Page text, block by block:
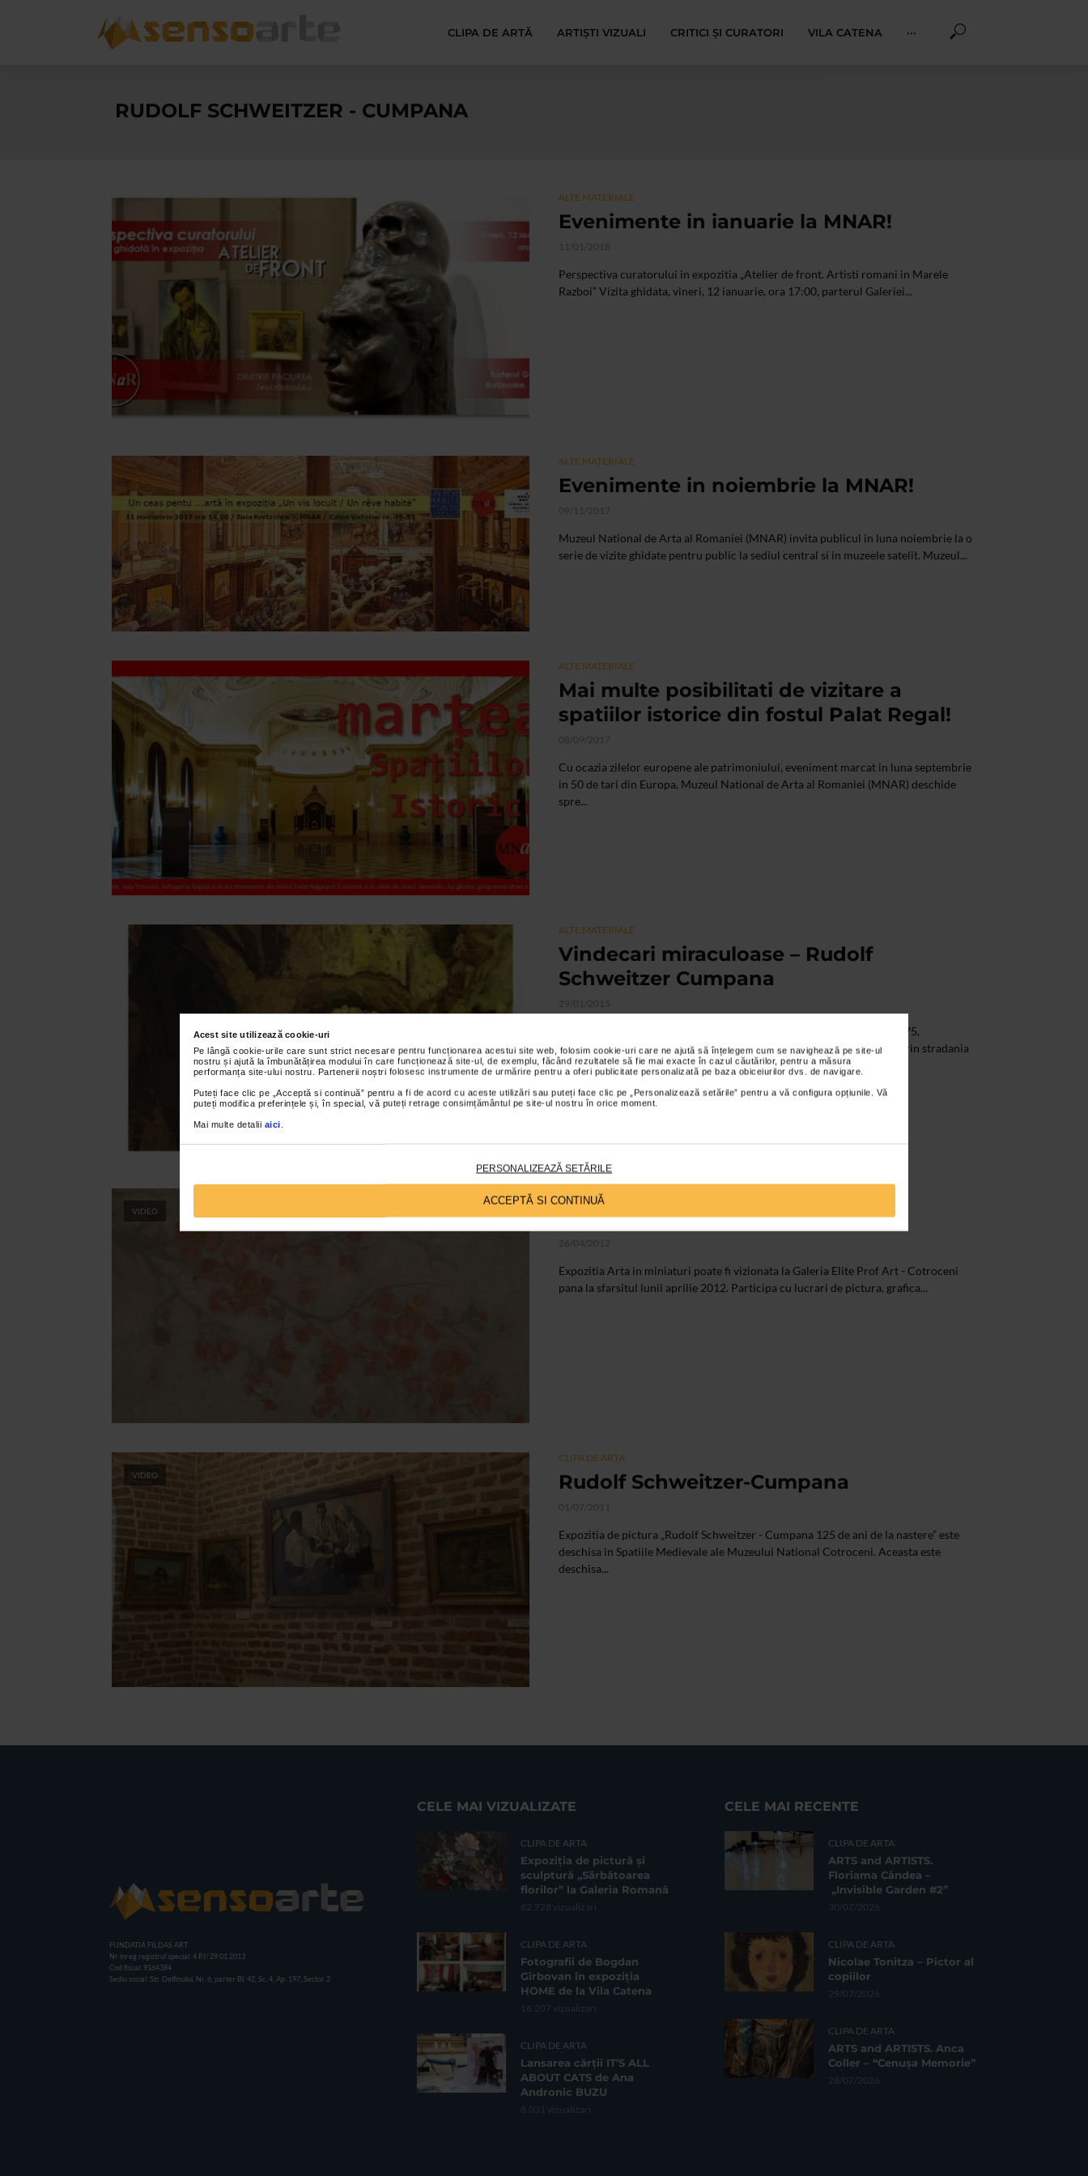
Acest site utilizează cookie-uri
Pe lângă cookie-urile care sunt strict necesare pentru funcționarea acestui site web, folosim cookie-uri care ne ajută să înțelegem cum se navighează pe site-ul
nostru și ajută la îmbunătățirea modului în care funcționează site-ul, de exemplu, făcând rezultatele să fie mai exacte în cazul căutărilor, pentru a măsura
performanța site-ului nostru. Partenerii noștri folosesc instrumente de urmărire pentru a oferi publicitate personalizată pe baza obiceiurilor dvs. de navigare.
Puteți face clic pe „Acceptă si continuă” pentru a fi de acord cu aceste utilizări sau puteți face clic pe „Personalizează setările” pentru a vă configura opțiunile. Vă
puteți modifica preferințele și, în special, vă puteți retrage consimțământul pe site-ul nostru în orice moment.
Mai multe detalii aici
PERSONALIZEAZĂ SETĂRILE
ACCEPTĂ SI CONTINUĂ
CLIPA DE ARTĂ ARTIȘTI VIZUALI CRITICI ȘI CURATORI VILA CATENA ···
RUDOLF SCHWEITZER - CUMPANA
ALTE MATERIALE
Evenimente in ianuarie la MNAR!
11/01/2018
Perspectiva curatorului in expozitia „Atelier de front. Artisti romani in Marele
Razboi” Vizita ghidata, vineri, 12 ianuarie, ora 17:00, parterul Galeriei...
ALTE MATERIALE
Evenimente in noiembrie la MNAR!
09/11/2017
Muzeul National de Arta al Romaniei (MNAR) invita publicul in luna noiembrie la o
serie de vizite ghidate pentru public la sediul central si in muzeele satelit. Muzeul...
ALTE MATERIALE
Mai multe posibilitati de vizitare a
spatiilor istorice din fostul Palat Regal!
08/09/2017
Cu ocazia zilelor europene ale patrimoniului, eveniment marcat in luna septembrie
in 50 de tari din Europa, Muzeul National de Arta al Romaniei (MNAR) deschide
spre...
ALTE MATERIALE
Vindecari miraculoase – Rudolf
Schweitzer Cumpana
29/01/2015
Rudolf Schweitzer Cumpana(n.7 mai 1886, Pitesti – d.17 februarie 1975,
Bucuresti)Aducand in fata publicului doua lucrari recent restaurate prin stradania
specialistilor...
VIDEO
CLIPA DE ARTA
Expozitia Arta in miniaturi
26/04/2012
Expozitia Arta in miniaturi poate fi vizionata la Galeria Elite Prof Art - Cotroceni
pana la sfarsitul lunii aprilie 2012. Participa cu lucrari de pictura, grafica...
VIDEO
CLIPA DE ARTA
Rudolf Schweitzer-Cumpana
01/07/2011
Expozitia de pictura „Rudolf Schweitzer - Cumpana 125 de ani de la nastere” este
deschisa in Spatiile Medievale ale Muzeului National Cotroceni. Aceasta este
deschisa...
FUNDATIA FILDAS ART
Nr inreg registrul special: 4 PJ/ 29.01.2013
Cod fiscal: 9164384
Sediu social: Str. Delfinului, Nr. 6, parter Bl. 42, Sc. 4, Ap. 197, Sector 2
CELE MAI VIZUALIZATE
CLIPA DE ARTA
Expoziția de pictură și
sculptură „Sărbătoarea
florilor” la Galeria Romană
62.728 vizualizari
CLIPA DE ARTA
Fotografii de Bogdan
Gîrbovan în expoziția
HOME de la Vila Catena
16.207 vizualizari
CLIPA DE ARTA
Lansarea cărții IT’S ALL
ABOUT CATS de Ana
Andronic BUZU
8.031 vizualizari
CELE MAI RECENTE
CLIPA DE ARTA
ARTS and ARTISTS.
Floriama Cândea –
„Invisible Garden #2”
30/07/2026
CLIPA DE ARTA
Nicolae Tonitza – Pictor al
copiilor
29/07/2026
CLIPA DE ARTA
ARTS and ARTISTS. Anca
Coller – “Cenușa Memorie”
28/07/2026